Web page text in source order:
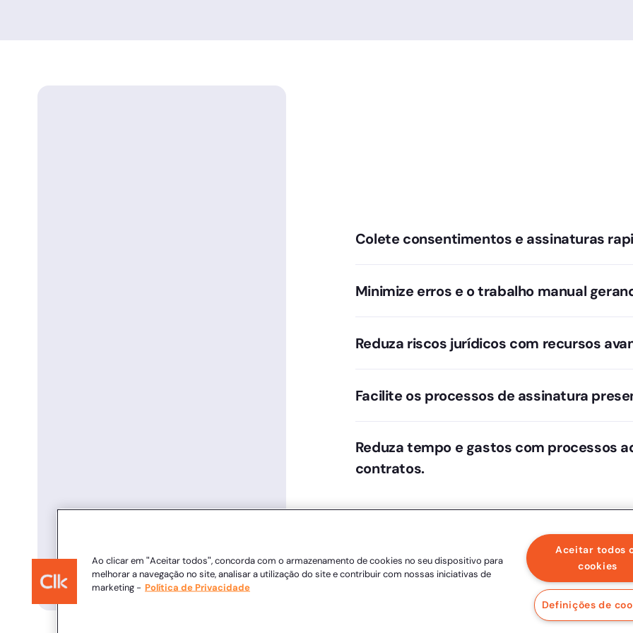
Colete consentimentos e assinaturas
contratos diretamente pelo aplicativo, tudo com
Minimize erros e o trabalho manual
em um modelo contratual já definido.
Reduza riscos jurídicos com recursos
horário da assinatura.
Facilite os processos de assinatura
documentos necessários para a realização de
Reduza tempo e gastos com processos
contratos.
documentos necessários para a realização de
Ao clicar em "Aceitar todos", concorda com o armazenamento de cookies no seu dispositivo para
melhorar a navegação no site, analisar a utilização do site e contribuir com nossas iniciativas de
marketing - Política de Privacidade
Aceitar todos
cookies
Definições de